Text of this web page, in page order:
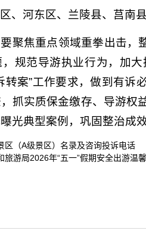
、河东区、兰陵县、莒南
聚焦重点领域重拳出击，
规范导游执业行为，加
转案”工作要求，做到有
抓实质保金缴存、导游权
光典型案例，巩固整治成
区（A级景区）名录及咨询投诉电话
旅游局2026年“五一”假期安全出游温